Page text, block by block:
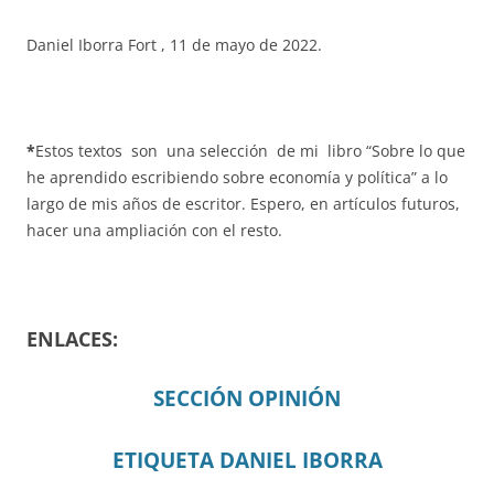
Daniel Iborra Fort , 11 de mayo de 2022.
*Estos textos son una selección de mi libro “Sobre lo que
he aprendido escribiendo sobre economía y política” a lo
largo de mis años de escritor. Espero, en artículos futuros,
hacer una ampliación con el resto.
ENLACES:
SECCIÓN OPINIÓN
ETIQUETA DANIEL IBORRA